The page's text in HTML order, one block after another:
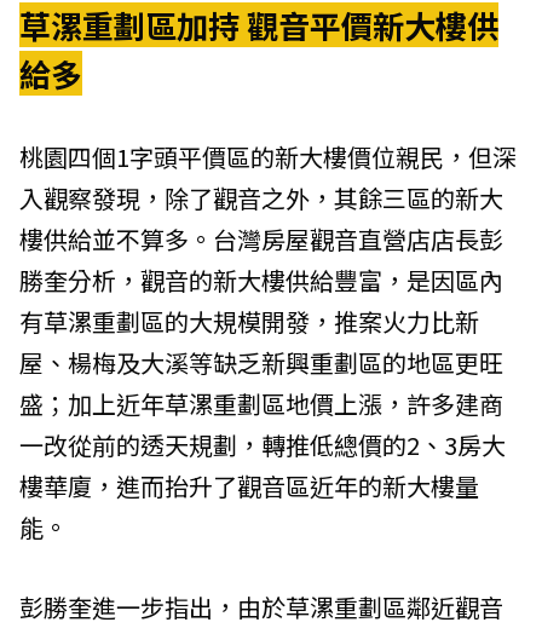
草漯重劃區加持 觀音平價新大樓供
給多
桃園四個1字頭平價區的新大樓價位親民，但深
入觀察發現，除了觀音之外，其餘三區的新大
樓供給並不算多。台灣房屋觀音直營店店長彭
勝奎分析，觀音的新大樓供給豐富，是因區內
有草漯重劃區的大規模開發，推案火力比新
屋、楊梅及大溪等缺乏新興重劃區的地區更旺
盛；加上近年草漯重劃區地價上漲，許多建商
一改從前的透天規劃，轉推低總價的2、3房大
樓華廈，進而抬升了觀音區近年的新大樓量
能。
彭勝奎進一步指出，由於草漯重劃區鄰近觀音